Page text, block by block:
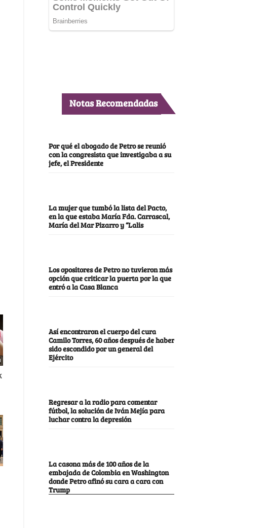
Notas Recomendadas
Por qué el abogado de Petro se reunió
con la congresista que investigaba a su
jefe, el Presidente
La mujer que tumbó la lista del Pacto,
en la que estaba María Fda. Carrascal,
María del Mar Pizarro y “Lalis
Los opositores de Petro no tuvieron más
opción que criticar la puerta por la que
entró a la Casa Blanca
Así encontraron el cuerpo del cura
Camilo Torres, 60 años después de haber
sido escondido por un general del
Ejército
Regresar a la radio para comentar
fútbol, la solución de Iván Mejía para
luchar contra la depresión
La casona más de 100 años de la
embajada de Colombia en Washington
donde Petro afinó su cara a cara con
Trump